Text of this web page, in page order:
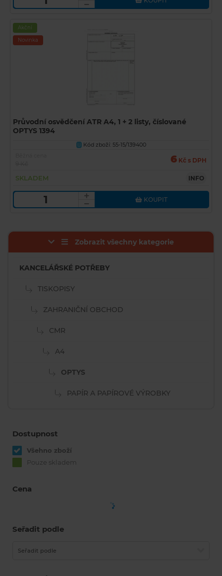
Akční
Novinka
Průvodní osvědčení ATR A4, 1 + 2 listy, číslované
OPTYS 1394
U Kód zboží: 55-15/139400
6 Kč s DPH
SKLADEM INFO
KOUPIT
Zobrazit všechny kategorie
KANCELÁŘSKÉ POTŘEBY
TISKOPISY
ZAHRANIČNÍ OBCHOD
CMR
A4
OPTYS
PAPÍR A PAPÍROVÉ VÝROBKY
Dostupnost
Všehno zboží
Pouze skladem
Cena
Seřadit podle
Seřadit podle